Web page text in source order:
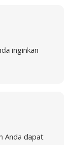
inginkan
Anda dapat